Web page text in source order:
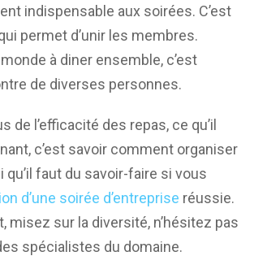
indispensable aux soirées. C’est
permet d’unir les membres.
à diner ensemble, c’est
de diverses personnes.
de l’efficacité des repas, ce qu’il
c’est savoir comment organiser
qu’il faut du savoir-faire si vous
d’une soirée d’entreprise réussie.
misez sur la diversité, n’hésitez pas
spécialistes du domaine.